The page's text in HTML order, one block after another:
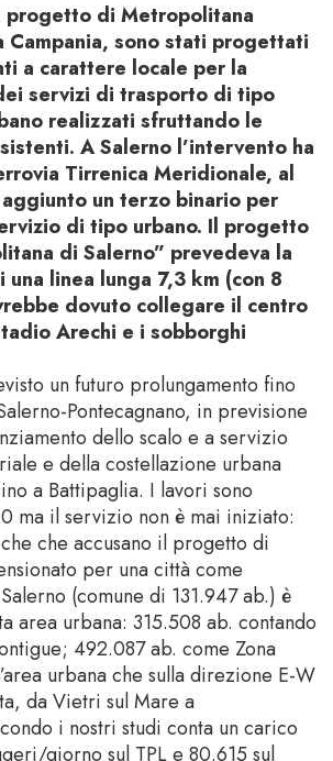
progetto di Metropolitana
Campania, sono stati progettati
a carattere locale per la
servizi di trasporto di tipo
realizzati sfruttando le
A Salerno l’intervento ha
Tirrenica Meridionale, al
un terzo binario per
di tipo urbano. Il progetto
di Salerno” prevedeva la
linea lunga 7,3 km (con 8
dovuto collegare il centro
Arechi e i sobborghi
un futuro prolungamento fino
Pontecagnano, in previsione
dello scalo e a servizio
e della costellazione urbana
a Battipaglia. I lavori sono
ma il servizio non è mai iniziato:
che accusano il progetto di
per una città come
(comune di 131.947 ab.) è
area urbana: 315.508 ab. contando
492.087 ab. come Zona
urbana che sulla direzione E-W
da Vietri sul Mare a
i nostri studi conta un carico
giorno sul TPL e 80.615 sul